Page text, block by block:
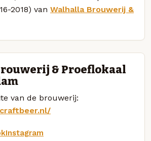
2018) van Walhalla Brouwerij &
& Proeflokaal
van de brouwerij:
Instagram